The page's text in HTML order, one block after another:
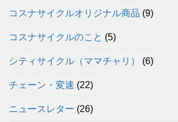
コスナサイクルオリジナル商品 (9)
コスナサイクルのこと (5)
シティサイクル（ママチャリ） (6)
チェーン・変速 (22)
ニュースレター (26)